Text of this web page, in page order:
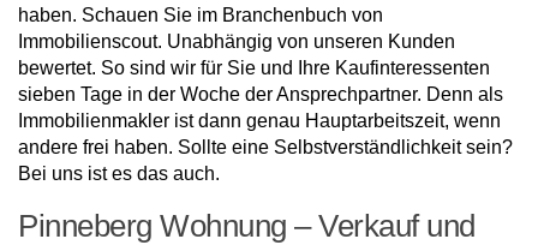
haben. Schauen Sie im Branchenbuch von
Immobilienscout. Unabhängig von unseren Kunden
bewertet. So sind wir für Sie und Ihre Kaufinteressenten
sieben Tage in der Woche der Ansprechpartner. Denn als
Immobilienmakler ist dann genau Hauptarbeitszeit, wenn
andere frei haben. Sollte eine Selbstverständlichkeit sein?
Bei uns ist es das auch.
Pinneberg Wohnung – Verkauf und